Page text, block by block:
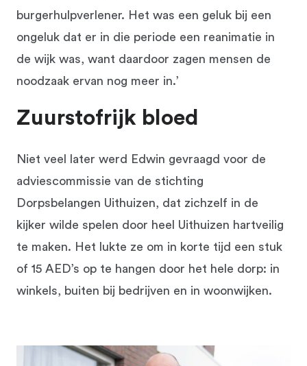
burgerhulpverlener. Het was een geluk bij een
ongeluk dat er in die periode een reanimatie in
de wijk was, want daardoor zagen mensen de
noodzaak ervan nog meer in.’
Zuurstofrijk bloed
Niet veel later werd Edwin gevraagd voor de
adviescommissie van de stichting
Dorpsbelangen Uithuizen, dat zichzelf in de
kijker wilde spelen door heel Uithuizen hartveilig
te maken. Het lukte ze om in korte tijd een stuk
of 15 AED’s op te hangen door het hele dorp: in
winkels, buiten bij bedrijven en in woonwijken.